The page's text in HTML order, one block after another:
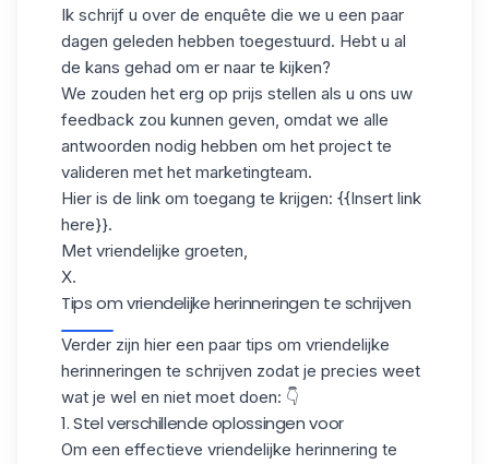
Ik schrijf u over de enquête die we u een paar
dagen geleden hebben toegestuurd. Hebt u al
de kans gehad om er naar te kijken?
We zouden het erg op prijs stellen als u ons uw
feedback zou kunnen geven, omdat we alle
antwoorden nodig hebben om het project te
valideren met het marketingteam.
Hier is de link om toegang te krijgen: {{Insert link
here}}.
Met vriendelijke groeten,
X.
Tips om vriendelijke herinneringen te schrijven
Verder zijn hier een paar tips om vriendelijke
herinneringen te schrijven zodat je precies weet
wat je wel en niet moet doen: 👇
1. Stel verschillende oplossingen voor
Om een effectieve vriendelijke herinnering te